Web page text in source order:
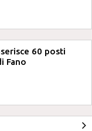
60 posti
Fano